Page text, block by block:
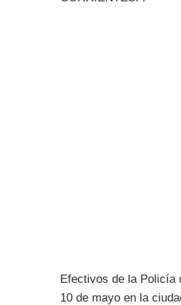
Efectivos de la Policía
10 de mayo en la